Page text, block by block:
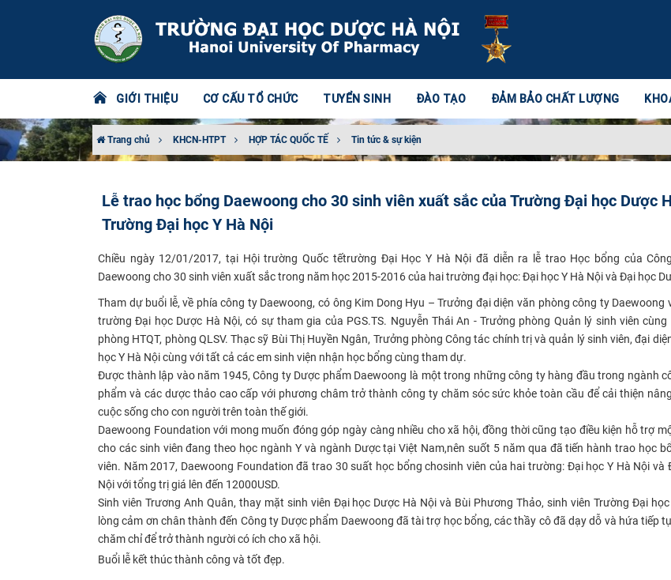
GIỚI THIỆU CƠ CẤU TỔ CHỨC TUYỂN SINH ĐÀO TẠO ĐẢM BẢO CHẤT LƯỢNG
Trang chủ KHCN-HTPT HỢP TÁC QUỐC TẾ Tin tức & sự kiện
Lễ trao học bổng Daewoong cho 30 sinh viên xuất sắc của Trường Đại học Dược
Trường Đại học Y Hà Nội
Chiều ngày 12/01/2017, tại Hội trường Quốc tếtrường Đại Học Y Hà Nội đã diễn ra lễ trao Học bổng của
Daewoong cho 30 sinh viên xuất sắc trong năm học 2015-2016 của hai trường đại học: Đại học Y Hà Nội và Đại học
Tham dự buổi lễ, về phía công ty Daewoong, có ông Kim Dong Hyu – Trưởng đại diện văn phòng công ty Daewoong
trường Đại học Dược Hà Nội, có sự tham gia của PGS.TS. Nguyễn Thái An - Trưởng phòng Quản lý sinh viên cùng
phòng HTQT, phòng QLSV. Thạc sỹ Bùi Thị Huyền Ngân, Trưởng phòng Công tác chính trị và quản lý sinh viên, đại
học Y Hà Nội cùng với tất cả các em sinh viện nhận học bổng cùng tham dự.
Được thành lập vào năm 1945, Công ty Dược phẩm Daewoong là một trong những công ty hàng đầu trong ngành
phẩm và các dược thảo cao cấp với phương châm trở thành công ty chăm sóc sức khỏe toàn cầu để cải thiện
cuộc sống cho con người trên toàn thế giới.
Daewoong Foundation với mong muốn đóng góp ngày càng nhiều cho xã hội, đồng thời cũng tạo điều kiện hỗ trợ
cho các sinh viên đang theo học ngành Y và ngành Dược tại Việt Nam,nên suốt 5 năm qua đã tiến hành trao học
viên. Năm 2017, Daewoong Foundation đã trao 30 suất học bổng chosinh viên của hai trường: Đại học Y Hà Nội và
Nội với tổng trị giá lên đến 12000USD.
Sinh viên Trương Anh Quân, thay mặt sinh viên Đại học Dược Hà Nội và Bùi Phương Thảo, sinh viên Trường Đại
lòng cảm ơn chân thành đến Công ty Dược phẩm Daewoong đã tài trợ học bổng, các thầy cô đã dạy dỗ và hứa tiếp
chăm chỉ để trở thành người có ích cho xã hội.
Buổi lễ kết thúc thành công và tốt đẹp.